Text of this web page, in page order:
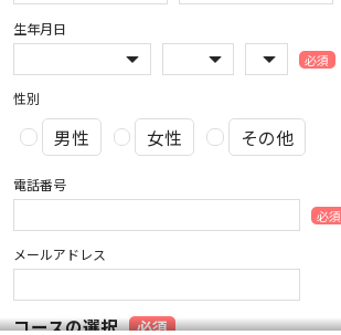
生年月日
必須
性別
男性 女性 その他
電話番号
必須
メールアドレス
コースの選択 必須